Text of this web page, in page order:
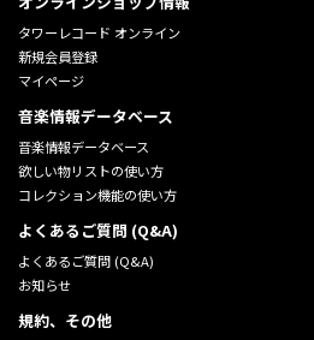
タワーレコード オンライン
新規会員登録
マイページ
音楽情報データベース
音楽情報データベース
欲しい物リストの使い方
コレクション機能の使い方
よくあるご質問 (Q&A)
よくあるご質問 (Q&A)
お知らせ
規約、その他